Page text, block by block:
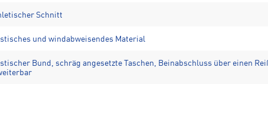
Schnitt
und windabweisendes Material
Bund, schräg angesetzte Taschen, Beinabschluss über einen